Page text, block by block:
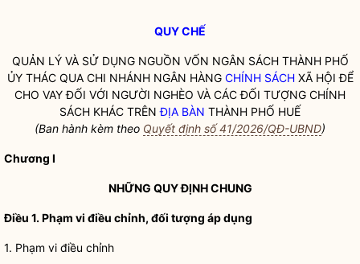
QUY CHẾ
QUẢN LÝ VÀ SỬ DỤNG NGUỒN VỐN NGÂN SÁCH THÀNH PHỐ
ỦY THÁC QUA CHI NHÁNH NGÂN HÀNG CHÍNH SÁCHXÃ HỘI ĐỂ
CHO VAY ĐỐI VỚI NGƯỜI NGHÈO VÀ CÁC ĐỐI TƯỢNG CHÍNH
SÁCH KHÁC TRÊNĐỊA BÀN THÀNH PHỐ HUẾ
(Ban hành kèm theo Quyết định số 41/2026/QĐ-UBND)
Chương I
NHỮNG QUY ĐỊNH CHUNG
Điều 1. Phạm vi điều chỉnh, đối tượng áp dụng
1. Phạm vi điều chỉnh